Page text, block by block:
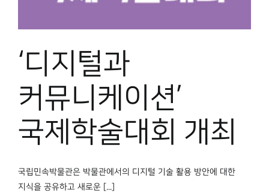
‘디지털과
커뮤니케이션’
국제학술대회 개최
국립민속박물관은 박물관에서의 디지털 기술 활용 방안에 대한
지식을 공유하고 새로운 [...]